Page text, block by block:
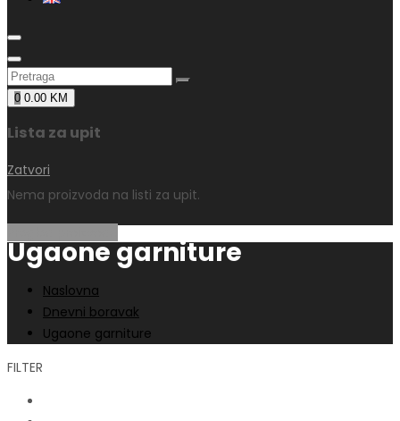
0 0.00 KM
Lista za upit
Zatvori
Nema proizvoda na listi za upit.
Ugaone garniture
Naslovna
Dnevni boravak
Ugaone garniture
FILTER